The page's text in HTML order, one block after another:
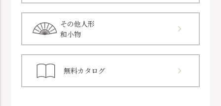
その他人形
和小物
無料カタログ